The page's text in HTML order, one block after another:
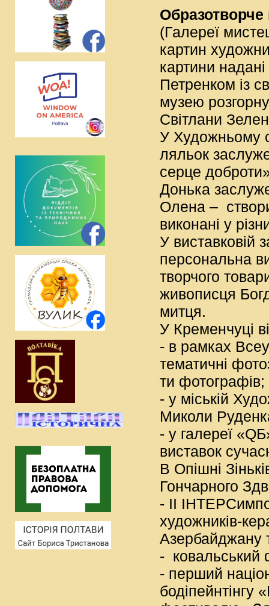
(Галереї
картин
картини
Петренком із
музею
Світлани
У Художньому
ляльок
серце
Донька
Олена –
виконані у
У виставковій
персональна
творчого
живописця
митця.
У Кременчуці
- в рамках
тематичні
ти фотографів;
- у міській
Миколи
- у галереї
виставок
В Опішні
Гончарного
- ІІ
художників-
Азербайджану
- ковальський
- перший